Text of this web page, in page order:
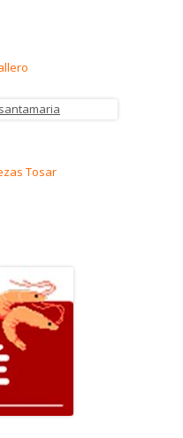
Tosar